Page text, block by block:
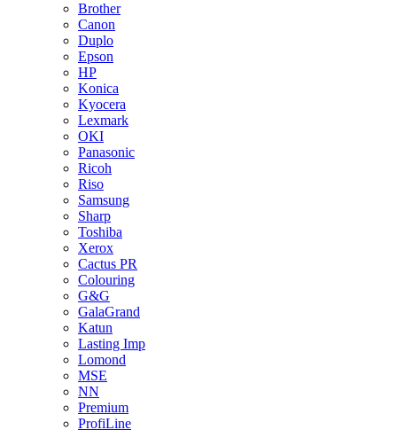
Brother
Canon
Duplo
Epson
HP
Konica
Kyocera
Lexmark
OKI
Panasonic
Ricoh
Riso
Samsung
Sharp
Toshiba
Xerox
Cactus PR
Colouring
G&G
GalaGrand
Katun
Lasting Imp
Lomond
MSE
NN
Premium
ProfiLine